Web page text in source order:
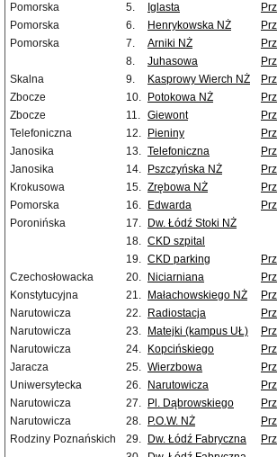
Pomorska
5. Iglasta
Pomorska
6. Henrykowska NŻ
Pomorska
7. Arniki NŻ
8.
Juhasowa
Skalna
9. Kasprowy Wierch NŻ
Zbocze
10. Potokowa NŻ
Zbocze
11. Giewont
Telefoniczna
12. Pieniny
Janosika
13. Telefoniczna
Janosika
14. Pszczyńska NŻ
Krokusowa
15. Zrębowa NŻ
Pomorska
16. Edwarda
Poronińska
17.
Dw. Łódź Stoki NŻ
18. CKD szpital
19. CKD parking
Czechosłowacka
20. Niciarniana
Konstytucyjna
21. Małachowskiego NŻ
Narutowicza
22. Radiostacja
Narutowicza
23. Matejki (kampus UŁ)
Narutowicza
24. Kopcińskiego
Jaracza
25. Wierzbowa
Uniwersytecka
26. Narutowicza
Narutowicza
27. Pl. Dąbrowskiego
Narutowicza
28. P.O.W. NŻ
Rodziny Poznańskich
29. Dw. Łódź Fabryczna